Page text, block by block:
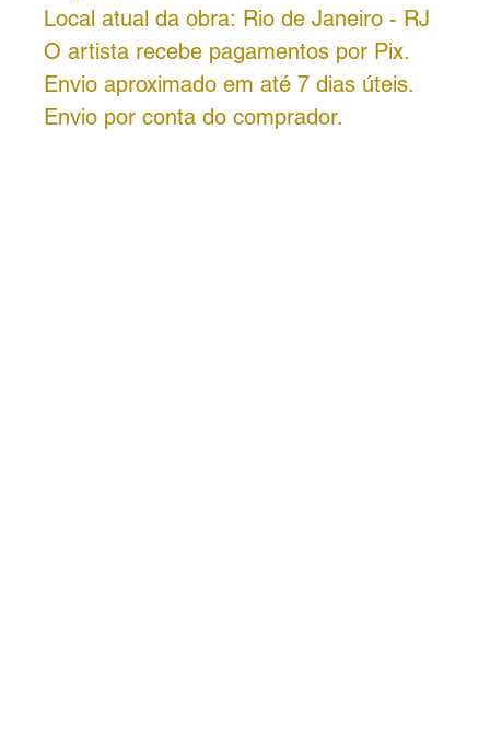
Local atual da obra: Rio de Janeiro - RJ
O artista recebe pagamentos por Pix.
Envio aproximado em até 7 dias úteis.
Envio por conta do comprador.